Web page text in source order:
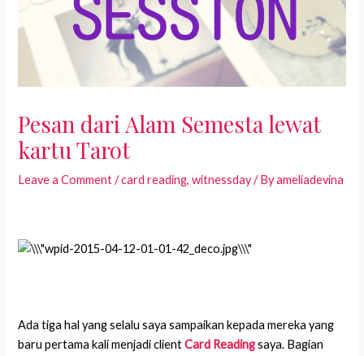
Pesan dari Alam Semesta lewat
kartu Tarot
Leave a Comment /card reading,witnessday/ Byameliadevina
Ada tiga hal yang selalu saya sampaikan kepada mereka yang
baru pertama kali menjadi client Card Reading saya. Bagian